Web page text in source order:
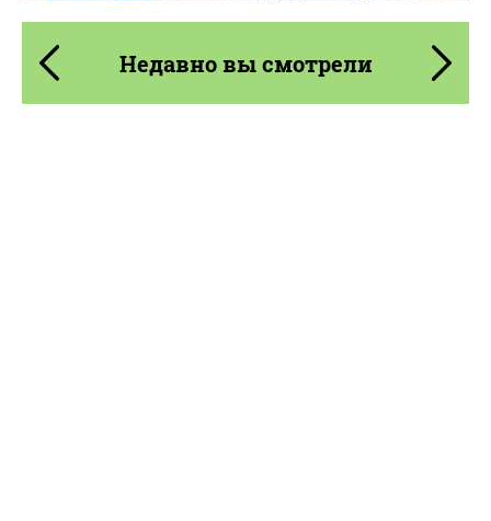
Недавно вы смотрели